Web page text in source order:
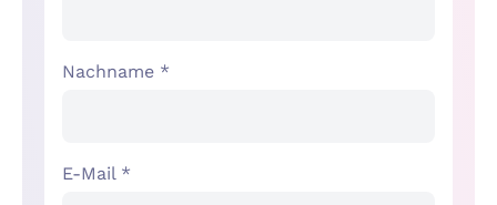
Nachname *
E-Mail *